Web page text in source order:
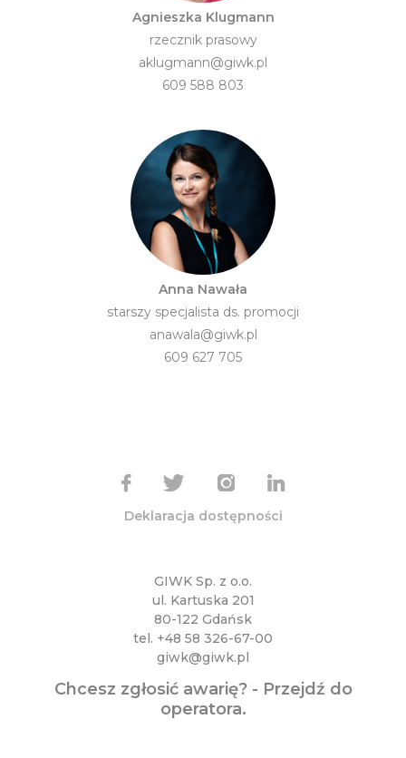
Agnieszka Klugmann
rzecznik prasowy
aklugmann@giwk.pl
609 588 803
Anna Nawała
starszy specjalista ds. promocji
anawala@giwk.pl
609 627 705
GIWK Sp. z o.o.
ul. Kartuska 201
80-122 Gdańsk
tel. +48 58 326-67-00
giwk@giwk.pl
Chcesz zgłosić awarię? - Przejdź do
operatora.
Deklaracja dostępności